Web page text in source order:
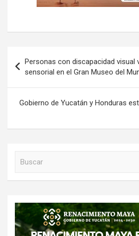
de
entradas
Personas con discapacidad visual
sensorial en el Gran Museo del
Gobierno de Yucatán y Honduras
r